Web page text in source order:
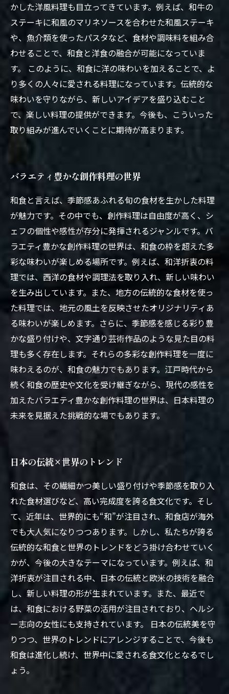
かした洋風料理も目立ってきています。例えば、和牛の
ステーキに和風のマリネソースを合わせた和風ステーキ
や、魚介類を使ったパスタなど、食材や調味料を組み合
わせることで、和食と洋食の融合が可能になっていま
す。 このように、和食に洋の味わいを加えることで、よ
り多くの人々に愛される料理になっています。伝統的な
味わいを守りながら、新しいアイデアを盛り込むこと
で、楽しい料理の提供ができます。今後も、こういった
取り組みが進んでいくことに期待が高まります。
バラエティ豊かな創作料理の世界
和食と言えば、季節感あふれる旬の食材を生かした料理
が魅力です。その中でも、創作料理は自由度が高く、シ
ェフの個性や感性が存分に発揮されるジャンルです。バ
ラエティ豊かな創作料理の世界は、和食の枠を超えた多
彩な味わいが楽しめる場所です。例えば、和洋折衷の料
理では、西洋の食材や調理法を取り入れ、新しい味わい
を生み出しています。また、地方の伝統的な食材を使っ
た料理では、地元の風土を反映させたオリジナリティあ
る味わいが楽しめます。さらに、季節感を感じる彩り豊
かな盛り付けや、文字通り芸術作品のような見た目の料
理も多く存在します。それらの多彩な創作料理を一度に
味わえるのが、和食の魅力でもあります。江戸時代から
続く和食の歴史や文化を受け継ぎながら、現代の感性を
加えたバラエティ豊かな創作料理の世界は、日本料理の
未来を見据えた挑戦的な場でもあります。
日本の伝統×世界のトレンド
和食は、その繊細かつ美しい盛り付けや季節感を取り入
れた食材選びなど、高い完成度を誇る食文化です。そし
て、近年は、世界的にも“和”が注目され、和食店が海外
でも大人気になりつつあります。しかし、私たちが誇る
伝統的な和食と世界のトレンドをどう掛け合わせていく
かが、今後の大きなテーマになっています。例えば、和
洋折衷が注目される中、日本の伝統と欧米の技術を融合
し、新しい料理の形が生まれています。また、最近で
は、和食における野菜の活用が注目されており、ヘルシ
ー志向の女性にも支持されています。 日本の伝統美を守
りつつ、世界のトレンドにアレンジすることで、今後も
和食は進化し続け、世界中に愛される食文化となるでし
ょう。